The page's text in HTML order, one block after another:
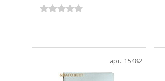
арт.: 15482